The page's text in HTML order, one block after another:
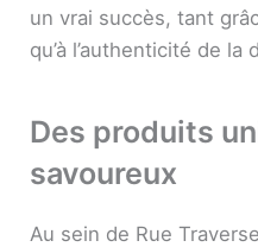
un vrai succès, tant
qu’à l’authenticité de la
Des produits
savoureux
Au sein de Rue